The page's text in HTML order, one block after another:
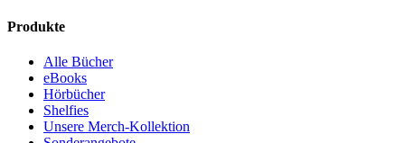
Produkte
Alle Bücher
eBooks
Hörbücher
Shelfies
Unsere Merch-Kollektion